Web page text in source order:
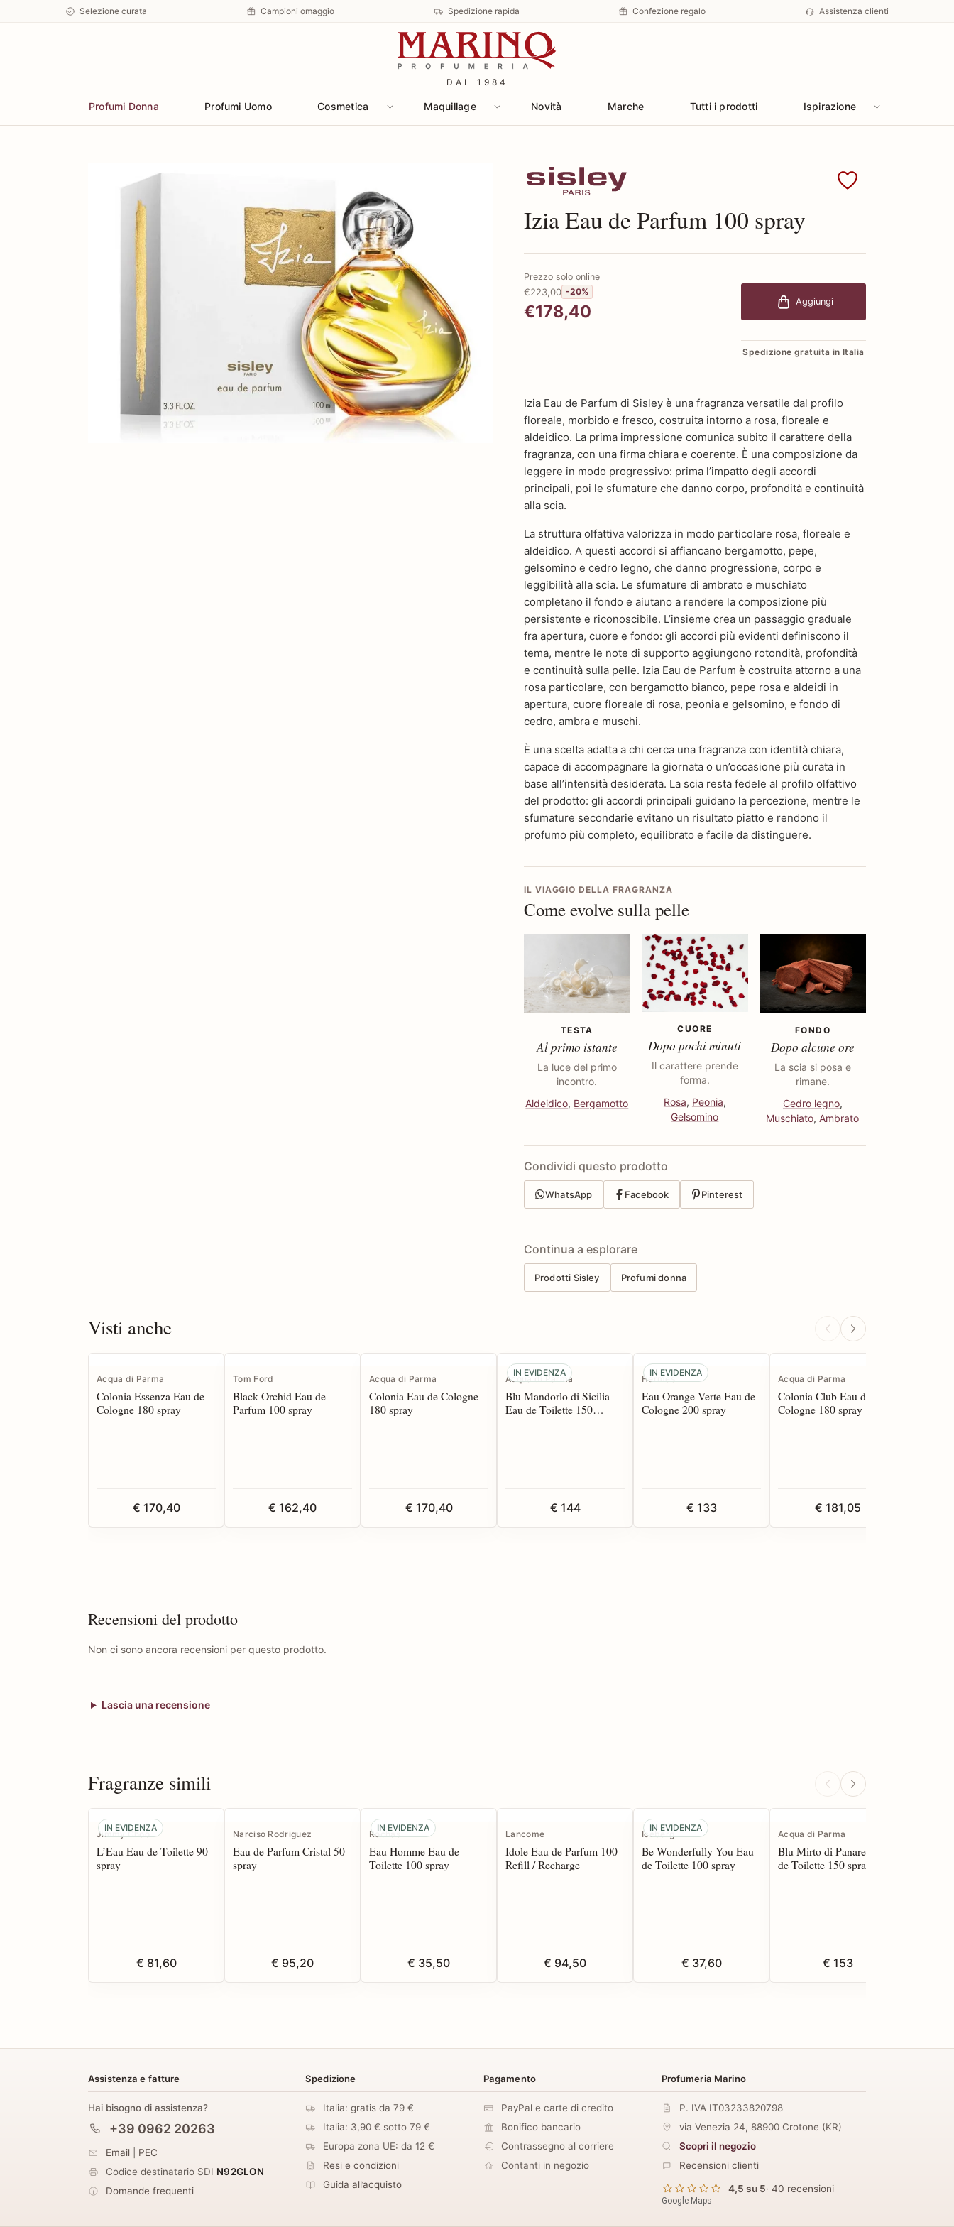
Selezione curata Campioni omaggio Spedizione rapida Confezione regalo Assistenza clienti
DAL 1984
Profumi Donna Profumi Uomo Cosmetica Maquillage Novità Marche Tutti i prodotti Ispirazione
Scopri i prodotti Sisley
Izia Eau de Parfum 100 spray
Prezzo solo online
€223,00 -20%
€178,40 Aggiungi
Spedizione gratuita in Italia
Izia Eau de Parfum di Sisley è una fragranza versatile dal profilo
floreale, morbido e fresco, costruita intorno a rosa, floreale e
aldeidico. La prima impressione comunica subito il carattere della
fragranza, con una firma chiara e coerente. È una composizione da
leggere in modo progressivo: prima l’impatto degli accordi
principali, poi le sfumature che danno corpo, profondità e continuità
alla scia.
La struttura olfattiva valorizza in modo particolare rosa, floreale e
aldeidico. A questi accordi si affiancano bergamotto, pepe,
gelsomino e cedro legno, che danno progressione, corpo e
leggibilità alla scia. Le sfumature di ambrato e muschiato
completano il fondo e aiutano a rendere la composizione più
persistente e riconoscibile. L’insieme crea un passaggio graduale
fra apertura, cuore e fondo: gli accordi più evidenti definiscono il
tema, mentre le note di supporto aggiungono rotondità, profondità
e continuità sulla pelle. Izia Eau de Parfum è costruita attorno a una
rosa particolare, con bergamotto bianco, pepe rosa e aldeidi in
apertura, cuore floreale di rosa, peonia e gelsomino, e fondo di
cedro, ambra e muschi.
È una scelta adatta a chi cerca una fragranza con identità chiara,
capace di accompagnare la giornata o un’occasione più curata in
base all’intensità desiderata. La scia resta fedele al profilo olfattivo
del prodotto: gli accordi principali guidano la percezione, mentre le
sfumature secondarie evitano un risultato piatto e rendono il
profumo più completo, equilibrato e facile da distinguere.
IL VIAGGIO DELLA FRAGRANZA
Come evolve sulla pelle
TESTA
Al primo istante
La luce del primo
incontro.
Aldeidico, Bergamotto
CUORE
Dopo pochi minuti
Il carattere prende
forma.
Rosa, Peonia,
Gelsomino
FONDO
Dopo alcune ore
La scia si posa e
rimane.
Cedro legno,
Muschiato, Ambrato
Condividi questo prodotto
WhatsApp Facebook Pinterest
Continua a esplorare
Prodotti Sisley Profumi donna
Visti anche
Acqua di Parma
Colonia Essenza Eau de
Cologne 180 spray
€ 170,40
Tom Ford
Black Orchid Eau de
Parfum 100 spray
€ 162,40
Acqua di Parma
Colonia Eau de Cologne
180 spray
€ 170,40
IN EVIDENZA
Acqua di Parma
Blu Mandorlo di Sicilia
Eau de Toilette 150
€ 144
IN EVIDENZA
Hermes
Eau Orange Verte Eau de
Cologne 200 spray
€ 133
Acqua di Parma
Colonia Club Eau de
Cologne 180 spray
€ 181,05
Recensioni del prodotto
Non ci sono ancora recensioni per questo prodotto.
Lascia una recensione
Fragranze simili
IN EVIDENZA
Jimmy Choo
L’Eau Eau de Toilette 90
spray
€ 81,60
Narciso Rodriguez
Eau de Parfum Cristal 50
spray
€ 95,20
IN EVIDENZA
Rochas
Eau Homme Eau de
Toilette 100 spray
€ 35,50
Lancome
Idole Eau de Parfum 100
Refill / Recharge
€ 94,50
IN EVIDENZA
Iceberg
Be Wonderfully You Eau
de Toilette 100 spray
€ 37,60
Acqua di Parma
Blu Mirto di Panarea Eau
de Toilette 150 spray*
€ 153
Assistenza e fatture
Hai bisogno di assistenza?
+39 0962 20263
Email
PEC
Codice destinatario SDI N92GLON
Domande frequenti
Spedizione
Italia: gratis da 79 €
Italia: 3,90 € sotto 79 €
Europa zona UE: da 12 €
Resi e condizioni
Guida all’acquisto
Pagamento
PayPal e carte di credito
Bonifico bancario
Contrassegno al corriere
Contanti in negozio
Profumeria Marino
P. IVA IT03233820798
via Venezia 24, 88900 Crotone (KR)
Scopri il negozio
Recensioni clienti
4,5 su 5· 40 recensioni
Google Maps